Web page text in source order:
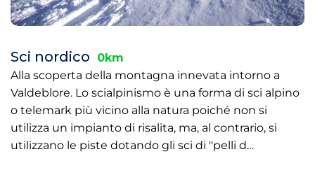
Sci nordico
0km
Alla scoperta della montagna innevata intorno a
Valdeblore. Lo scialpinismo è una forma di sci alpino
o telemark più vicino alla natura poiché non si
utilizza un impianto di risalita, ma, al contrario, si
utilizzano le piste dotando gli sci di "pelli d…